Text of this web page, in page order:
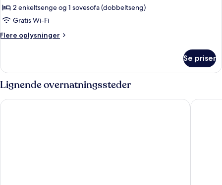
2 enkeltsenge og 1 sovesofa (dobbeltseng)
Gratis Wi-Fi
Flere oplysninger
Flere
hytte
Se priser
Lignende overnatningssteder
Evedals Vandrarhem - Hostel Elite